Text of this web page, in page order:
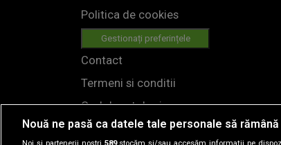
Politica de cookies
Gestionați preferințele
Contact
Termeni si conditii
Cod deontologic
Regulamente
Nouă ne pasă ca datele tale personale să